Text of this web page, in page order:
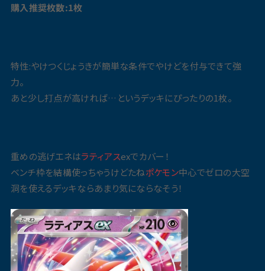
購入推奨枚数:1枚
特性:やけつくじょうきが簡単な条件でやけどを付与できて強
力。
あと少し打点が高ければ…というデッキにぴったりの1枚。
重めの逃げエネはラティアスexでカバー！
ベンチ枠を結構使っちゃうけどたねポケモン中心でゼロの大空
洞を使えるデッキならあまり気にならなそう！